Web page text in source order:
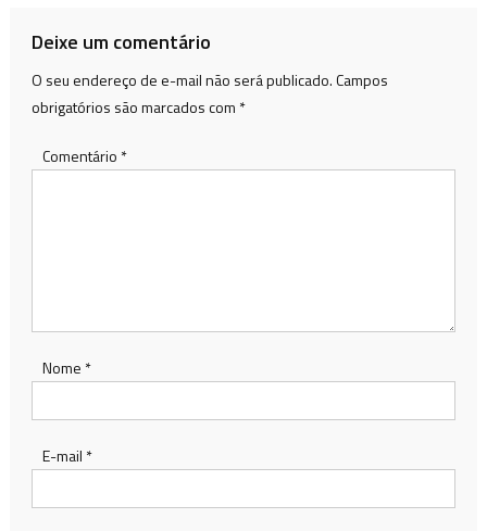
Deixe um comentário
O seu endereço de e-mail não será publicado.Campos
obrigatórios são marcados com *
Comentário *
Nome *
E-mail *